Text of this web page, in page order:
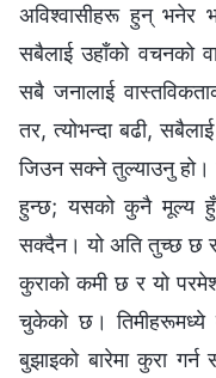
अविश्‍वासीहरू हुन् भनेर
सबैलाई उहाँको वचनको
सबै जनालाई
तर, त्योभन्दा बढी,
जिउन सक्ने तुल्याउनु हो।
हुन्छ; यसको कुनै मूल्य
सक्दैन। यो अति तुच्छ छ
कुराको कमी छ र यो
चुकेको छ।
बुझाइको बारेमा कुरा